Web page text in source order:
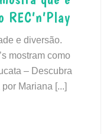
e diversão.
mostram como
– Descubra
Mariana [...]